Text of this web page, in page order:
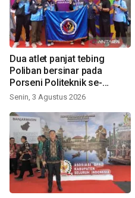
Dua atlet panjat tebing
Poliban bersinar pada
Porseni Politeknik se-
Indonesia 2026
Senin, 3 Agustus 2026